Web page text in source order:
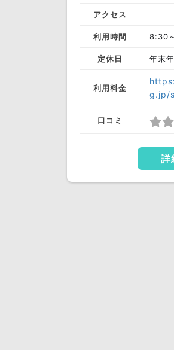
アクセス
利用時間 8:30
定休日 年末
利用料金
g.jp/
口コミ
詳